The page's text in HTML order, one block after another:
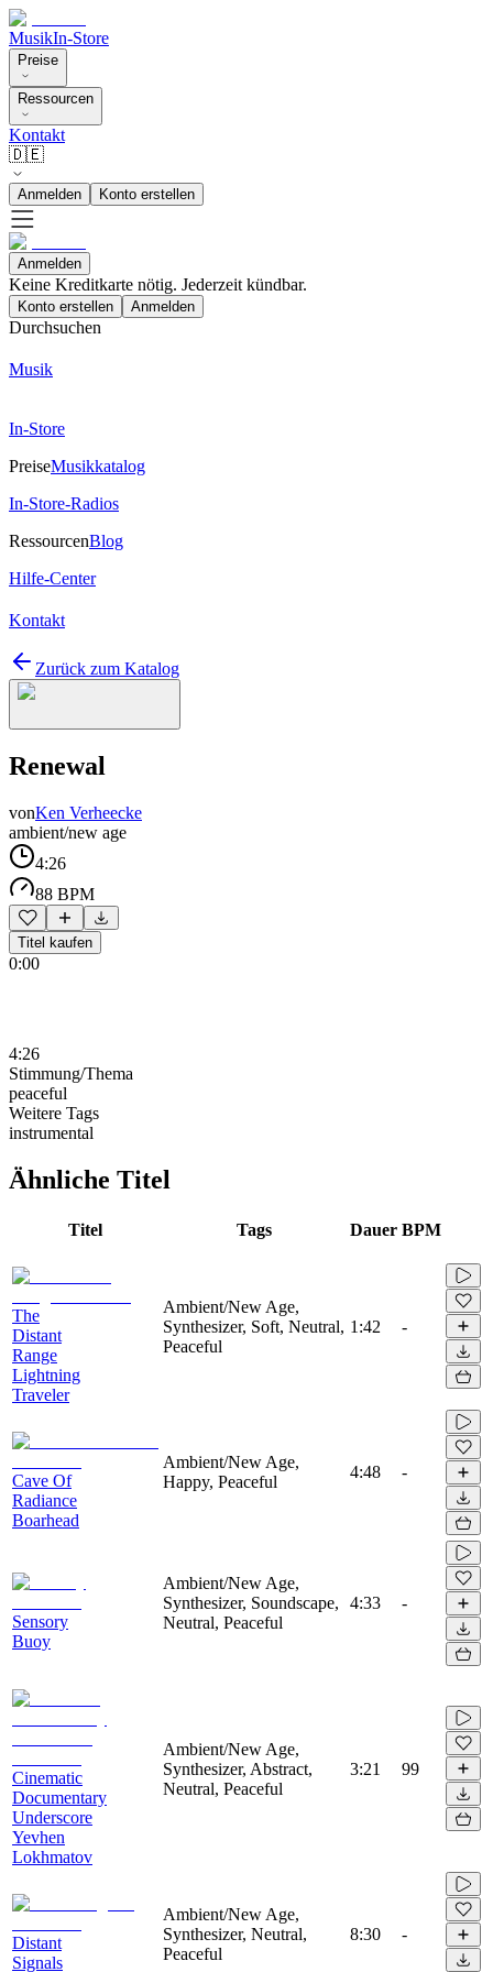
MusikIn-Store
Preise
Ressourcen
Kontakt
🇩🇪
Anmelden Konto erstellen
Anmelden
Keine Kreditkarte nötig. Jederzeit kündbar.
Konto erstellen Anmelden
Durchsuchen
Musik
In-Store
PreiseMusikkatalog
In-Store-Radios
RessourcenBlog
Hilfe-Center
Kontakt
Zurück zum Katalog
Renewal
vonKen Verheecke
ambient/new age
4:26
88 BPM
Titel kaufen
0:00
4:26
Stimmung/Thema
peaceful
Weitere Tags
instrumental
Ähnliche Titel
Titel Tags Dauer BPM
The
Distant
Range
Lightning
Traveler
Ambient/New Age,
Synthesizer, Soft, Neutral,
Peaceful
1:42 -
Cave Of
Radiance
Boarhead
Ambient/New Age,
Happy, Peaceful
4:48 -
Sensory
Buoy
Ambient/New Age,
Synthesizer, Soundscape,
Neutral, Peaceful
4:33 -
Cinematic
Documentary
Underscore
Yevhen
Lokhmatov
Ambient/New Age,
Synthesizer, Abstract,
Neutral, Peaceful
3:21 99
Distant
Signals
Ambient/New Age,
Synthesizer, Neutral,
Peaceful
8:30 -